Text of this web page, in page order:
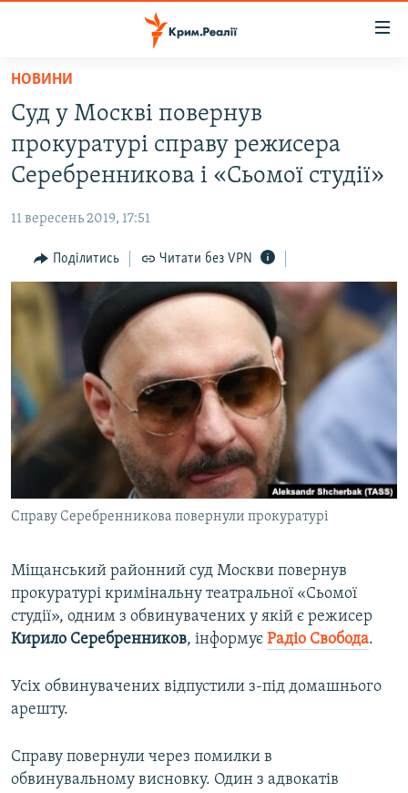
Перейти
основного
матеріалу
Перейти
до
основної
навігації
Перейти
до
пошуку
ВОДА.КРИМ
ВІДЕО ТА ФОТО
БЛОГИ
ПОГЛЯД
ІНТЕРВ'Ю
ВСЕ ЗА ДЕНЬ
СПЕЦПРОЕКТИ
ДЕПОРТАЦІЯ
ВІДЕОУРОКИ «ELIFBE»
СВІДЧЕННЯ ОКУПАЦІЇ
УКРАЇНСЬКА ПРОБЛЕМА КРИМУ
ІНФОГРАФІКА
ЯК ОБІЙТИ БЛОКУВАННЯ
Русский
ДОЛУЧАЙСЯ!
Усі сайти RFE/RL
НОВИНИ
Суд у Москві повернув
прокуратурі справу режисера
Серебренникова і «Сьомої студії»
11 вересень 2019, 17:51
Поділитись Читати без VPN
Справу Серебренникова повернули прокуратурі
Міщанський районний суд Москви повернув
прокуратурі кримінальну театральної «Сьомої
студії», одним з обвинувачених у якій є режисер
Кирило Серебренников, інформує Радіо Свобода.
Усіх обвинувачених відпустили з-під домашнього
арешту.
Справу повернули через помилки в
обвинувальному висновку. Один з адвокатів